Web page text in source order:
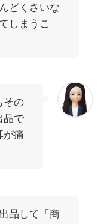
どくさいな
しまうこ
その
品で
が痛
品して「商